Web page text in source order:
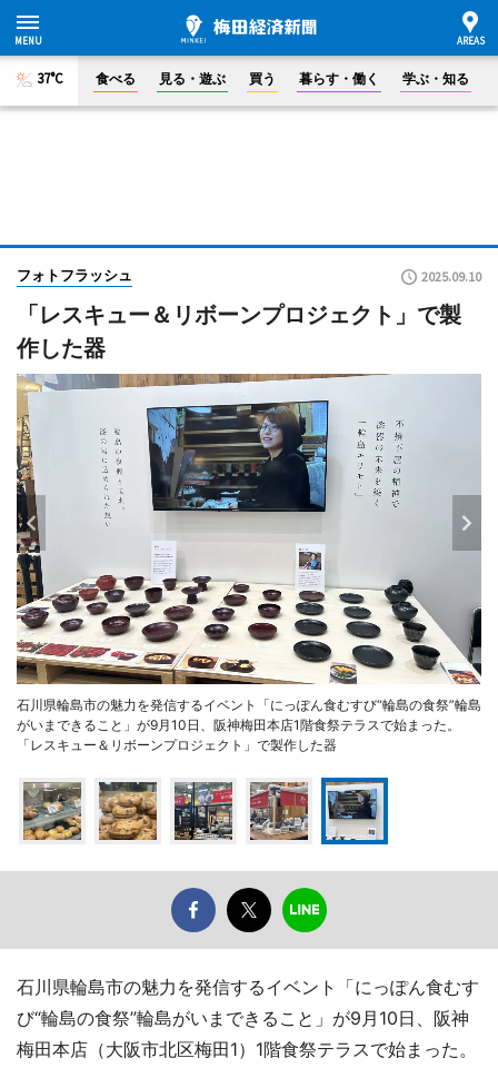
37°C 食べる 見る・遊ぶ 買う 暮らす・働く 学ぶ・知る
フォトフラッシュ 2025.09.10
「レスキュー＆リボーンプロジェクト」で製
作した器
石川県輪島市の魅力を発信するイベント「にっぽん食むすび“輪島の食祭”輪島
がいまできること」が9月10日、阪神梅田本店1階食祭テラスで始まった。
「レスキュー＆リボーンプロジェクト」で製作した器
石川県輪島市の魅力を発信するイベント「にっぽん食むす
び“輪島の食祭”輪島がいまできること」が9月10日、阪神
梅田本店（大阪市北区梅田1）1階食祭テラスで始まった。